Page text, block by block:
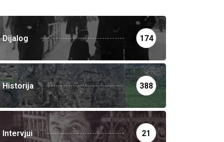
Dijalog 174
Historija 388
Intervjui 21